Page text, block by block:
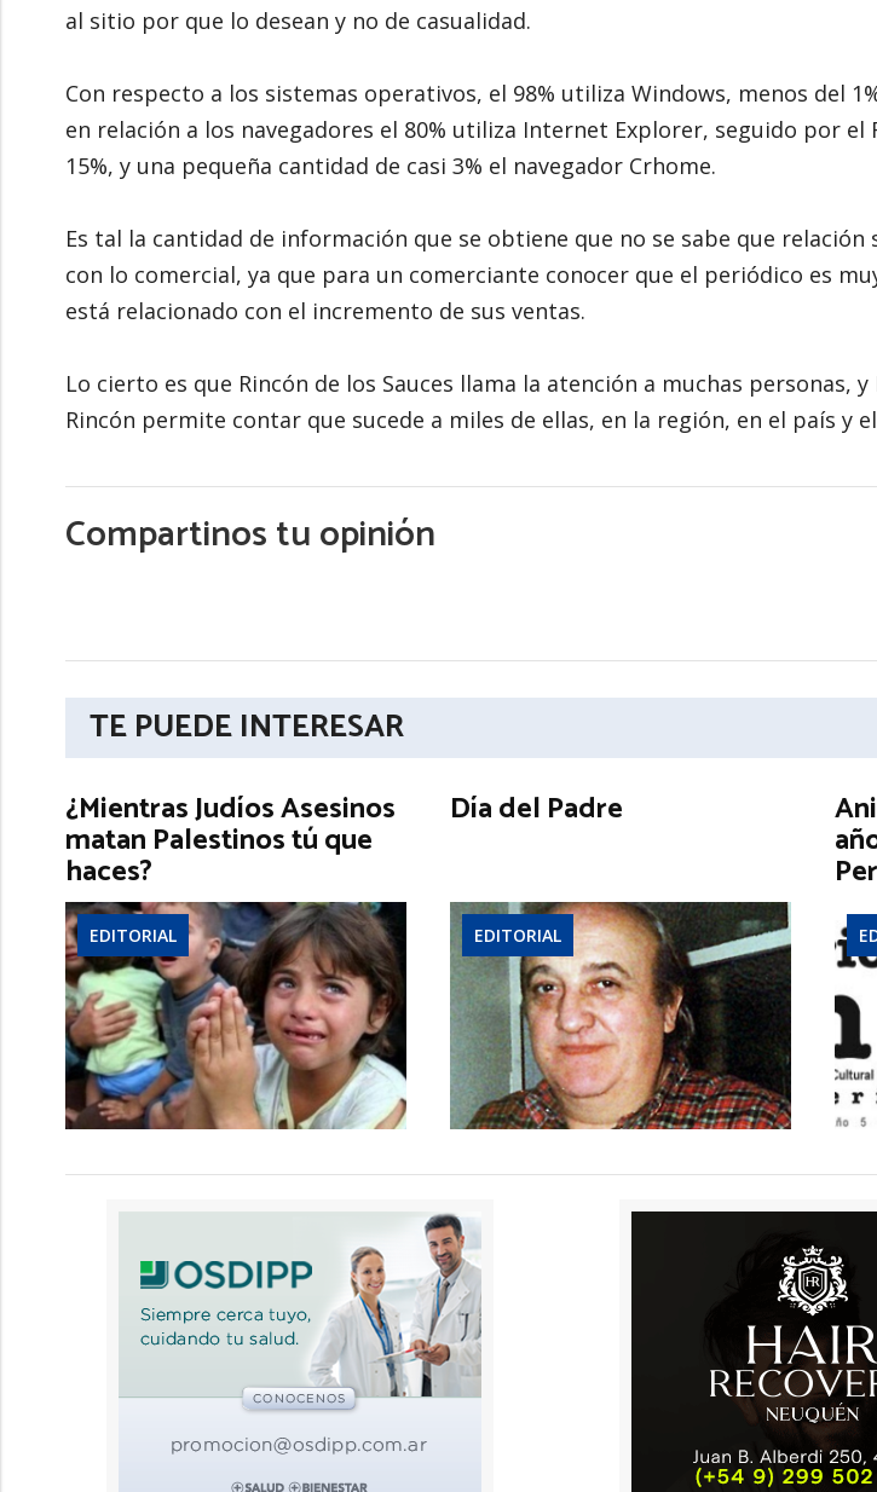
al sitio por que lo desean y no de casualidad.
Con respecto a los sistemas operativos, el 98% utiliza Windows, menos del
en relación a los navegadores el 80% utiliza Internet Explorer, seguido por el
15%, y una pequeña cantidad de casi 3% el navegador Crhome.
Es tal la cantidad de información que se obtiene que no se sabe que relación
con lo comercial, ya que para un comerciante conocer que el periódico es
está relacionado con el incremento de sus ventas.
Lo cierto es que Rincón de los Sauces llama la atención a muchas personas, y
Rincón permite contar que sucede a miles de ellas, en la región, en el país y
Compartinos tu opinión
TE PUEDE INTERESAR
¿Mientras Judíos Asesinos
matan Palestinos tú que
haces?
EDITORIAL
Día del Padre
EDITORIAL